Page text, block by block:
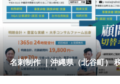
名刺制作 ｜沖縄県（北谷町）